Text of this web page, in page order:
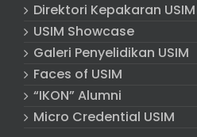
Direktori Kepakaran USIM
USIM Showcase
Galeri Penyelidikan USIM
Faces of USIM
“IKON” Alumni
Micro Credential USIM